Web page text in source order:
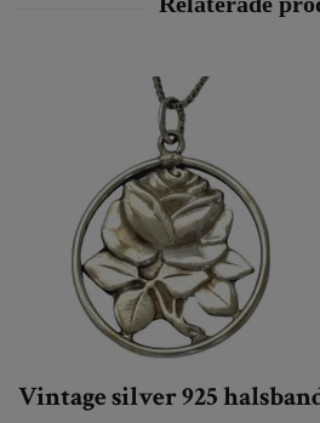
Vintage silver 925